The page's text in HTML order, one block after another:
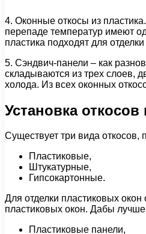
4. Оконные откосы из
перепаде температур имеют
пластика подходят для
5. Сэндвич-панели – как
складываются из трех слоев,
холода. Из всех оконных
Установка
Существует три вида
Пластиковые,
Штукатурные,
Гипсокартонные.
Для отделки пластиковых
пластиковых окон. Дабы лучше
Пластиковые панели,